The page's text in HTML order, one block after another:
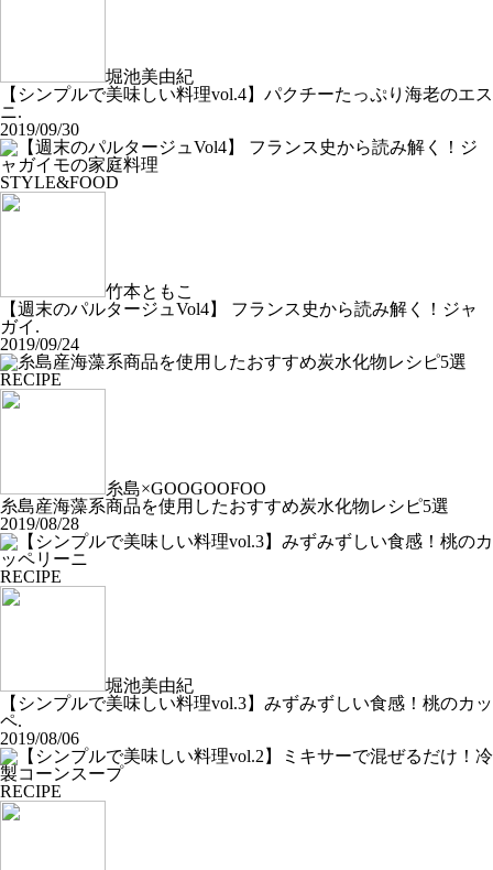
堀池美由紀
【シンプルで美味しい料理vol.4】パクチーたっぷり海老のエス
ニ.
2019/09/30
STYLE&FOOD
竹本ともこ
【週末のパルタージュVol4】 フランス史から読み解く！ジャ
ガイ.
2019/09/24
RECIPE
糸島×GOOGOOFOO
糸島産海藻系商品を使用したおすすめ炭水化物レシピ5選
2019/08/28
RECIPE
堀池美由紀
【シンプルで美味しい料理vol.3】みずみずしい食感！桃のカッ
ペ.
2019/08/06
RECIPE